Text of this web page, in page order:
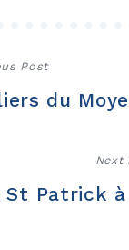
Post
du
Next
St Patrick